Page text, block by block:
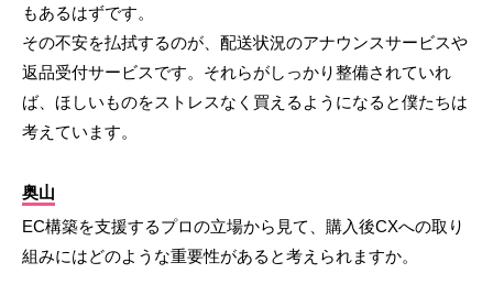
もあるはずです。
その不安を払拭するのが、配送状況のアナウンスサービスや
返品受付サービスです。それらがしっかり整備されていれ
ば、ほしいものをストレスなく買えるようになると僕たちは
考えています。
奥山
EC構築を支援するプロの立場から見て、購入後CXへの取り
組みにはどのような重要性があると考えられますか。